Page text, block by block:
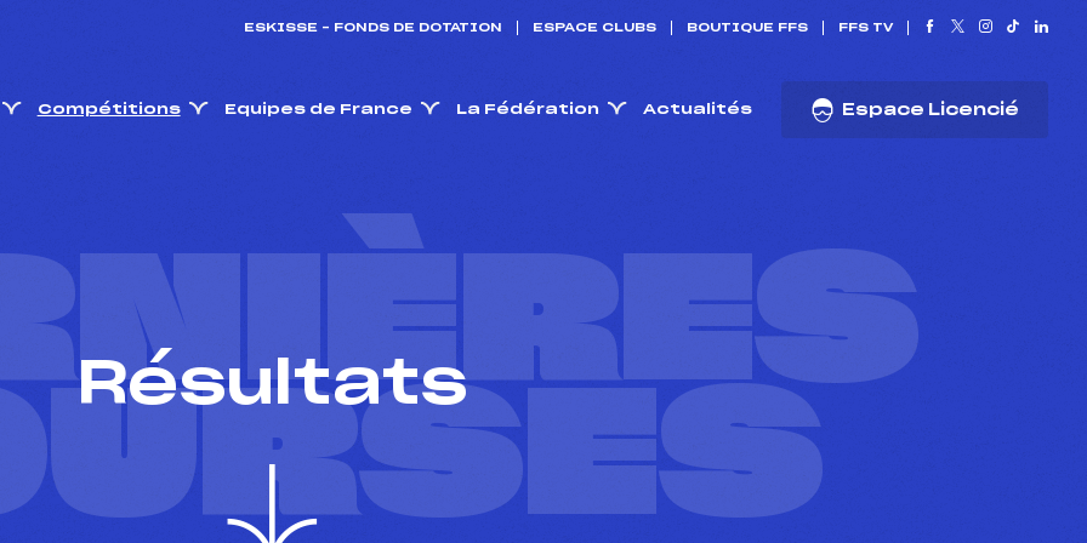
ESKISSE – FONDS DE DOTATION ESPACE CLUBS BOUTIQUE FFS FFS TV
Compétitions Equipes de France La Fédération Actualités Espace Licencié
Résultats